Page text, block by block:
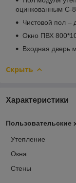
оцинкованным С-8.
Чистовой пол –
Окно ПВХ
Входная дверь
Скрыть
Характеристики
Пользовательские
Утепление
Окна
Стены